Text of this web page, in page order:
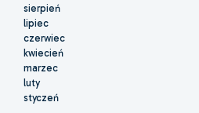
sierpień
lipiec
czerwiec
kwiecień
marzec
luty
styczeń